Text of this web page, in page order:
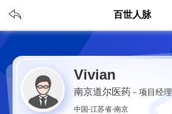
CH
百世人脉
Vivian
南京道尔医药 －项目经理
中国-江苏省-南京